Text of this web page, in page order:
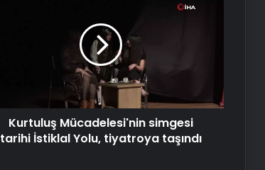
Kurtuluş Mücadelesi'nin simgesi
tarihi İstiklal Yolu, tiyatroya taşındı